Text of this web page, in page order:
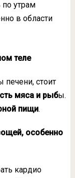
утрам
в области
теле
печени, стоит
мяса и рыбы.
пищи.
особенно
кардио